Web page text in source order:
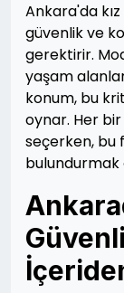
Ankara'da
güvenlik ve
gerektirir.
yaşam
konum, bu
oynar. Her
seçerken, bu
bulundurmak